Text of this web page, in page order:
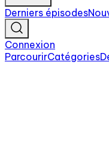
Derniers épisodes
Connexion
ParcourirCatégories